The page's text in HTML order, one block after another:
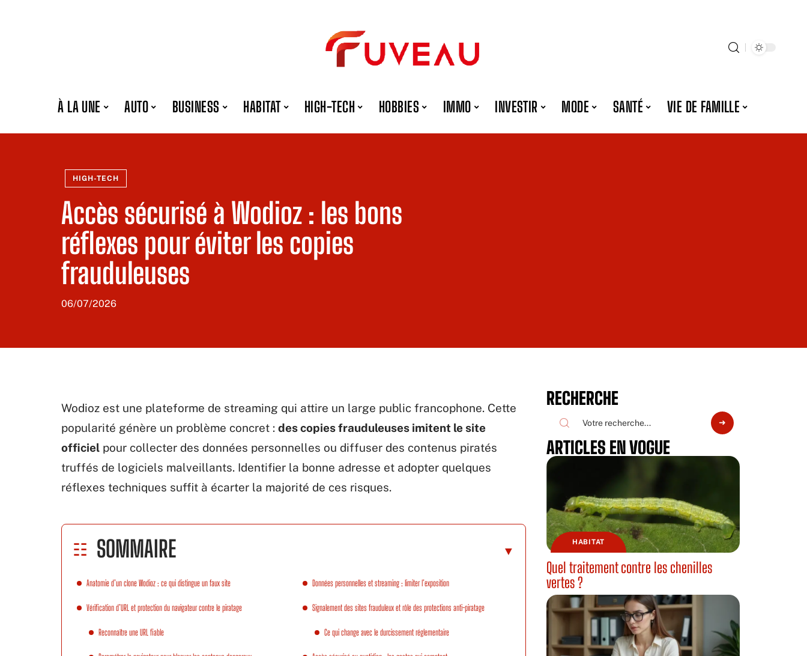
À LA UNE AUTO BUSINESS HABITAT HIGH-TECH HOBBIES IMMO INVESTIR MODE SANTÉ VIE DE FAMILLE
HIGH-TECH
Accès sécurisé à Wodioz : les bons
réflexes pour éviter les copies
frauduleuses
06/07/2026
Wodioz est une plateforme de streaming qui attire un large public francophone. Cette
popularité génère un problème concret : des copies frauduleuses imitent le site
officiel pour collecter des données personnelles ou diffuser des contenus piratés
truffés de logiciels malveillants. Identifier la bonne adresse et adopter quelques
réflexes techniques suffit à écarter la majorité de ces risques.
SOMMAIRE
Anatomie d’un clone Wodioz : ce qui distingue un faux site
Vérification d’URL et protection du navigateur contre le piratage
Reconnaître une URL fiable
Données personnelles et streaming : limiter l’exposition
Signalement des sites frauduleux et rôle des protections anti-piratage
Ce qui change avec le durcissement réglementaire
RECHERCHE
ARTICLES EN VOGUE
HABITAT
Quel traitement contre les chenilles
vertes ?